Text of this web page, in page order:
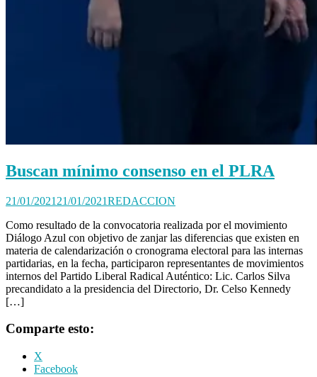
Buscan mínimo consenso en el PLRA
21/01/2021 21/01/2021REDACCION
Como resultado de la convocatoria realizada por el movimiento
Diálogo Azul con objetivo de zanjar las diferencias que existen en
materia de calendarización o cronograma electoral para las internas
partidarias, en la fecha, participaron representantes de movimientos
internos del Partido Liberal Radical Auténtico: Lic. Carlos Silva
precandidato a la presidencia del Directorio, Dr. Celso Kennedy
[…]
Comparte esto:
X
Facebook